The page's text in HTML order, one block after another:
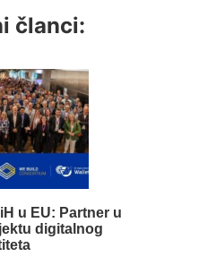
članci:
u EU: Partner u
digitalnog